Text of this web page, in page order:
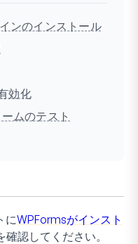
ンのインストール
効化
ムのテスト
にWPFormsがインスト
確認してください。